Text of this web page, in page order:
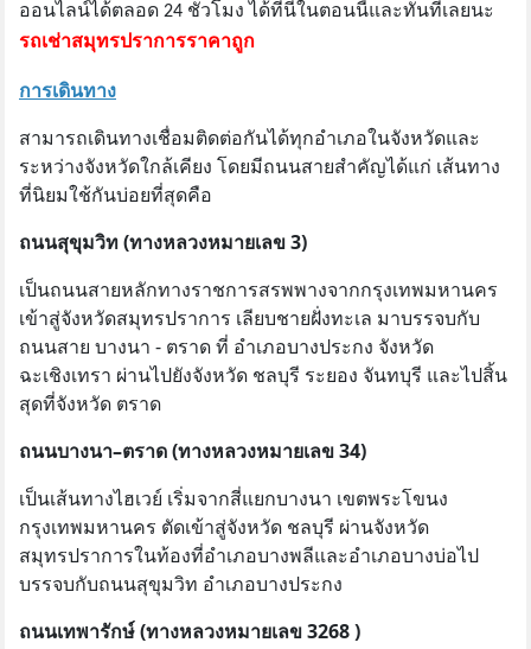
ออนไลน์ได้ตลอด 24 ชั่วโมง ได้ที่นี่ในตอนนี้และทันทีเลยนะ
รถเช่าสมุทรปราการราคาถูก
การเดินทาง
สามารถเดินทางเชื่อมติดต่อกันได้ทุกอําเภอในจังหวัดและ
ระหว่างจังหวัดใกล้เคียง โดยมีถนนสายสําคัญได้แก่ เส้นทาง
ที่นิยมใช้กันบ่อยที่สุดคือ
ถนนสุขุมวิท (ทางหลวงหมายเลข 3)
เป็นถนนสายหลักทางราชการสรพพางจากกรุงเทพมหานคร
เข้าสู่จังหวัดสมุทรปราการ เลียบชายฝั่งทะเล มาบรรจบกับ
ถนนสาย บางนา - ตราด ที่ อําเภอบางประกง จังหวัด
ฉะเชิงเทรา ผ่านไปยังจังหวัด ชลบุรี ระยอง จันทบุรี และไปสิ้น
สุดที่จังหวัด ตราด
ถนนบางนา–ตราด (ทางหลวงหมายเลข 34)
เป็นเส้นทางไฮเวย์ เริ่มจากสี่แยกบางนา เขตพระโขนง
กรุงเทพมหานคร ตัดเข้าสู่จังหวัด ชลบุรี ผ่านจังหวัด
สมุทรปราการในท้องที่อําเภอบางพลีและอําเภอบางบ่อไป
บรรจบกับถนนสุขุมวิท อําเภอบางประกง
ถนนเทพารักษ์ (ทางหลวงหมายเลข 3268 )